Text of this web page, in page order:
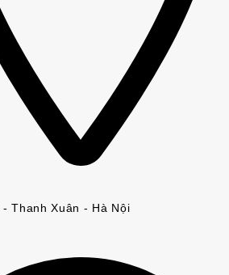
Thanh Xuân - Hà Nội